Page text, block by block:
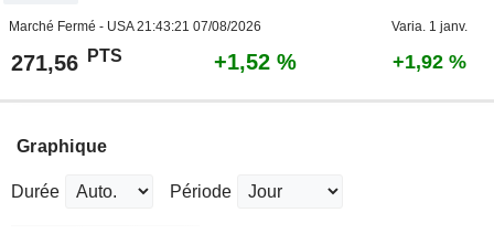
Marché Fermé - USA21:43:21 07/08/2026 Varia. 1 janv.
271,56 PTS +1,52 % +1,92 %
Graphique
Durée Période